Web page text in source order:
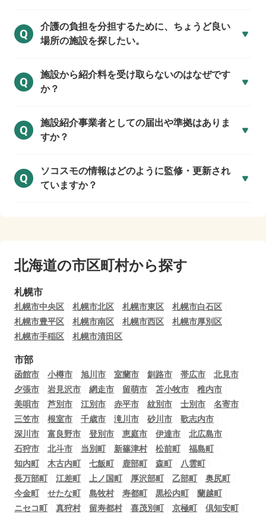
Q
介護の負担を分担するために、ちょうど良い
場所の施設を探したい。
Q
施設から紹介料を受け取らないのはなぜです
か？
Q
施設紹介事業者としての届出や準拠はありま
すか？
Q
ソコスモの情報はどのように監修・更新され
ていますか？
北海道の市区町村から探す
札幌市
札幌市中央区 札幌市北区 札幌市東区
札幌市白石区
札幌市豊平区
札幌市南区 札幌市西区
札幌市厚別区
札幌市手稲区
札幌市清田区
市部
函館市 小樽市 旭川市 室蘭市 釧路市 帯広市
北見市
夕張市
岩見沢市 網走市 留萌市 苫小牧市
稚内市
美唄市
芦別市 江別市 赤平市 紋別市 士別市
名寄市
三笠市
根室市 千歳市 滝川市 砂川市
歌志内市
深川市
富良野市 登別市 恵庭市 伊達市
北広島市
石狩市
北斗市 当別町 新篠津村 松前町
福島町
知内町
木古内町 七飯町 鹿部町 森町
八雲町
長万部町
江差町 上ノ国町 厚沢部町 乙部町
奥尻町
今金町
せたな町 島牧村 寿都町 黒松内町
蘭越町
ニセコ町
真狩村 留寿都村 喜茂別町 京極町
倶知安町